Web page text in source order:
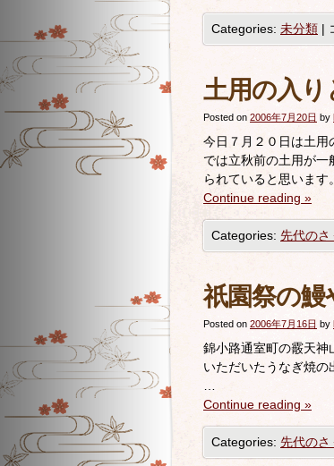
Categories: 未分類 |
土用の入
Posted on 2006年7月20日 by
今日７月２０日は土用
では立秋前の土用が
られていると思います
Continue reading »
Categories: 先代のさ
祇園祭の鰻
Posted on 2006年7月16日 by
錦小路通室町の霰天神
いただいたうなぎ焼
Continue reading »
Categories: 先代のさ